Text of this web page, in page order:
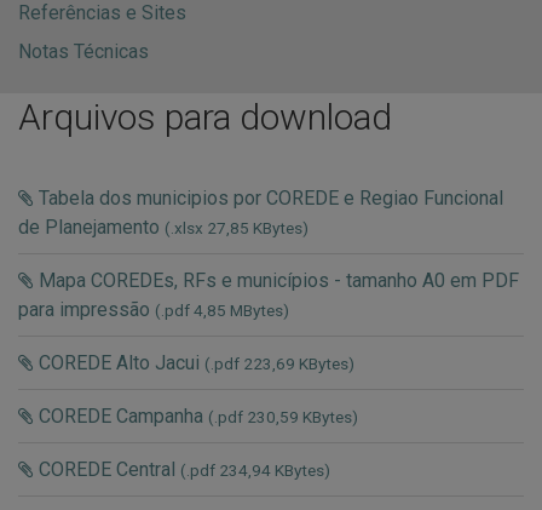
Referências e Sites
Notas Técnicas
Arquivos para download
Tabela dos municipios por COREDE e Regiao Funcional
de Planejamento (.xlsx 27,85 KBytes)
Mapa COREDEs, RFs e municípios - tamanho A0 em PDF
para impressão (.pdf 4,85 MBytes)
COREDE Alto Jacui (.pdf 223,69 KBytes)
COREDE Campanha (.pdf 230,59 KBytes)
COREDE Central (.pdf 234,94 KBytes)